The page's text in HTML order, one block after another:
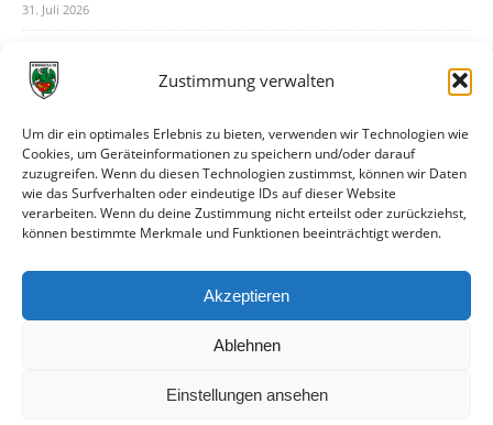
Zustimmung verwalten
Um dir ein optimales Erlebnis zu bieten, verwenden wir Technologien wie
Cookies, um Geräteinformationen zu speichern und/oder darauf
zuzugreifen. Wenn du diesen Technologien zustimmst, können wir Daten
wie das Surfverhalten oder eindeutige IDs auf dieser Website
verarbeiten. Wenn du deine Zustimmung nicht erteilst oder zurückziehst,
können bestimmte Merkmale und Funktionen beeinträchtigt werden.
Akzeptieren
Ablehnen
Einstellungen ansehen
31. Juli 2026
30. Juli 2026
28. Juli 2026
Neuer Rückensponsor
28. Juli 2026
Neue Podcast-Folge: So tickt Björn!
Eindrücke vom Stadionfest
27. Juli 2026